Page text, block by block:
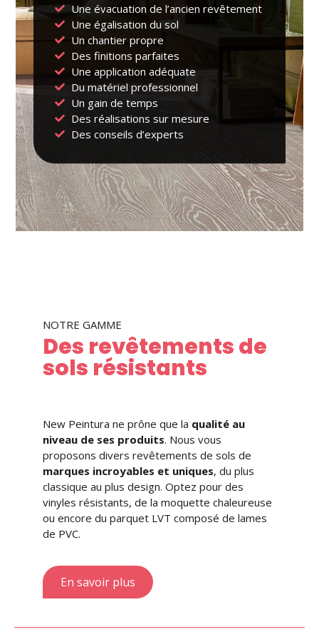
Une évacuation de l’ancien revêtement
Une égalisation du sol
Un chantier propre
Des finitions parfaites
Une application adéquate
Du matériel professionnel
Un gain de temps
Des réalisations sur mesure
Des conseils d’experts
NOTRE GAMME
Des revêtements de
sols résistants
New Peintura ne prône que la qualité au
niveau de ses produits. Nous vous
proposons divers revêtements de sols de
marques incroyables et uniques, du plus
classique au plus design. Optez pour des
vinyles résistants, de la moquette chaleureuse
ou encore du parquet LVT composé de lames
de PVC.
En savoir plus